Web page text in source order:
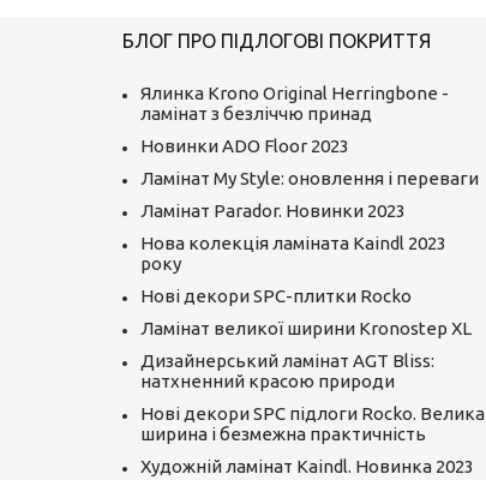
БЛОГ ПРО ПІДЛОГОВІ ПОКРИТТЯ
Ялинка Krono Original Herringbone -
ламінат з безліччю принад
Новинки ADO Floor 2023
Ламінат My Style: оновлення і переваги
Ламінат Parador. Новинки 2023
Нова колекція ламіната Kaindl 2023
року
Нові декори SPC-плитки Rocko
Ламінат великої ширини Kronostep XL
Дизайнерський ламінат AGT Bliss:
натхненний красою природи
Нові декори SPC підлоги Rocko. Велика
ширина і безмежна практичність
Художній ламінат Kaindl. Новинка 2023